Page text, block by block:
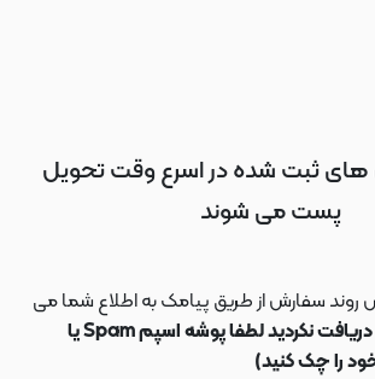
ثبت شده در اسرع وقت تحویل
پست می شوند
روند سفارش از طریق پیامک به اطلاع شما می
(اگر پیامک دریافت نکردید لطفا پوشه اسپم Spam یا
را چک کنید)